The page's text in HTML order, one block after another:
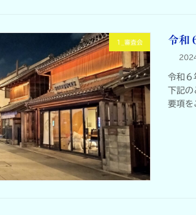
1_審査会 令和
令和
下記
要項